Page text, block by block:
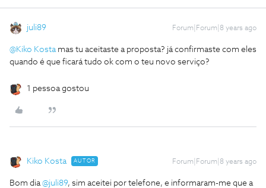
juli89 Forum|Forum|8 years ago
@Kiko Kostamas tu aceitaste a proposta? já confirmaste com eles
quando é que ficará tudo ok com o teu novo serviço?
1 pessoa gostou
Kiko Kosta AUTOR Forum|Forum|8 years ago
Bom dia@juli89, sim aceitei por telefone, e informaram-me que a